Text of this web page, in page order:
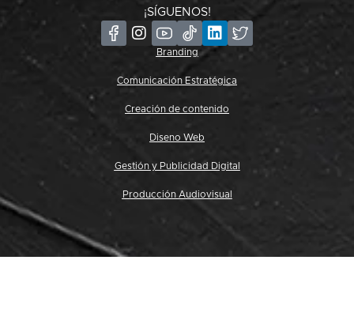
¡SÍGUENOS!
Branding
Comunicación Estratégica
Creación de contenido
Diseno Web
Gestión y Publicidad Digital
Producción Audiovisual